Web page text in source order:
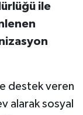
ile
destek veren
alarak sosyal